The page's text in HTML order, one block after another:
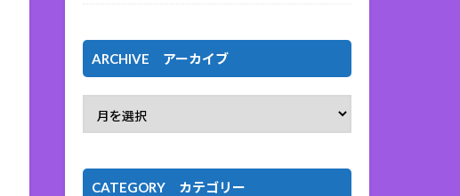
ARCHIVE アーカイブ
CATEGORY カテゴリー